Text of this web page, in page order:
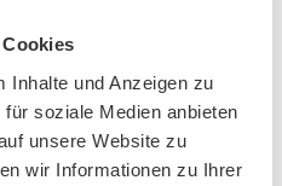
Inhalte und Anzeigen zu
soziale Medien anbieten
unsere Website zu
wir Informationen zu Ihrer
18:00 Uhr